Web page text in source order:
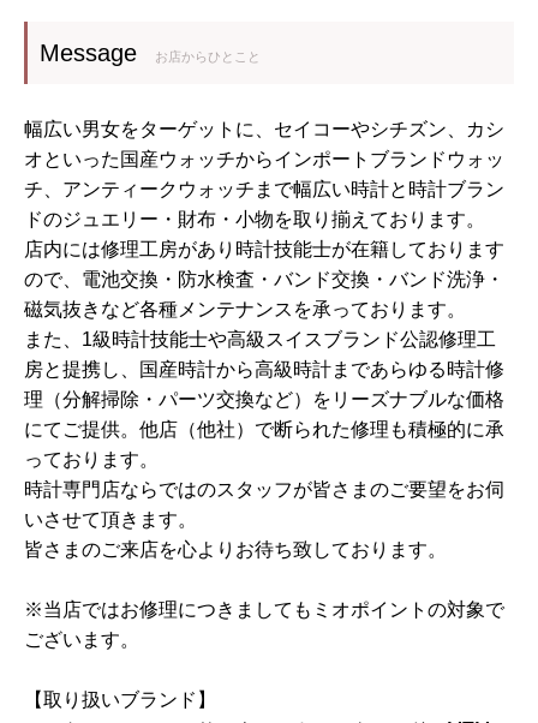
Message お店からひとこと
幅広い男女をターゲットに、セイコーやシチズン、カシ
オといった国産ウォッチからインポートブランドウォッ
チ、アンティークウォッチまで幅広い時計と時計ブラン
ドのジュエリー・財布・小物を取り揃えております。
店内には修理工房があり時計技能士が在籍しております
ので、電池交換・防水検査・バンド交換・バンド洗浄・
磁気抜きなど各種メンテナンスを承っております。
また、1級時計技能士や高級スイスブランド公認修理工
房と提携し、国産時計から高級時計まであらゆる時計修
理（分解掃除・パーツ交換など）をリーズナブルな価格
にてご提供。他店（他社）で断られた修理も積極的に承
っております。
時計専門店ならではのスタッフが皆さまのご要望をお伺
いさせて頂きます。
皆さまのご来店を心よりお待ち致しております。
※当店ではお修理につきましてもミオポイントの対象で
ございます。
【取り扱いブランド】